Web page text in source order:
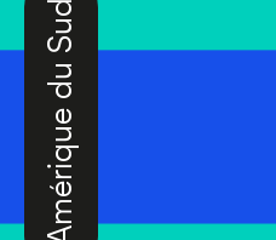
Amérique du Sud